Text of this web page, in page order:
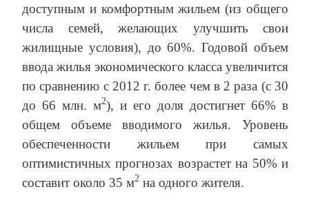
доступным и комфортным жильем (из общего
числа семей, желающих улучшить свои
жилищные условия), до 60%. Годовой объем
ввода жилья экономического класса увеличится
по сравнению с 2012 г. более чем в 2 раза (с 30
до 66 млн. м2), и его доля достигнет 66% в
общем объеме вводимого жилья. Уровень
обеспеченности жильем при самых
оптимистичных прогнозах возрастет на 50% и
составит около 35 м2 на одного жителя.